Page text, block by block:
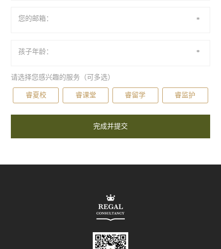
您的邮箱： *
孩子年龄： *
请选择您感兴趣的服务（可多选）
睿夏校 睿课堂 睿留学 睿监护
完成并提交